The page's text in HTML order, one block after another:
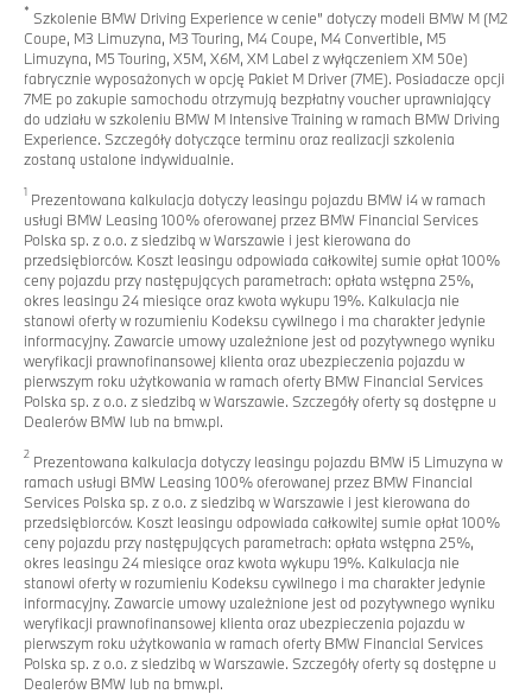
* Szkolenie BMW Driving Experience w cenie” dotyczy modeli BMW M (M2
Coupe, M3 Limuzyna, M3 Touring, M4 Coupe, M4 Convertible, M5
Limuzyna, M5 Touring, X5M, X6M, XM Label z wyłączeniem XM 50e)
fabrycznie wyposażonych w opcję Pakiet M Driver (7ME). Posiadacze opcji
7ME po zakupie samochodu otrzymują bezpłatny voucher uprawniający
do udziału w szkoleniu BMW M Intensive Training w ramach BMW Driving
Experience. Szczegóły dotyczące terminu oraz realizacji szkolenia
zostaną ustalone indywidualnie.
1 Prezentowana kalkulacja dotyczy leasingu pojazdu BMW i4 w ramach
usługi BMW Leasing 100% oferowanej przez BMW Financial Services
Polska sp. z o.o. z siedzibą w Warszawie i jest kierowana do
przedsiębiorców. Koszt leasingu odpowiada całkowitej sumie opłat 100%
ceny pojazdu przy następujących parametrach: opłata wstępna 25%,
okres leasingu 24 miesiące oraz kwota wykupu 19%. Kalkulacja nie
stanowi oferty w rozumieniu Kodeksu cywilnego i ma charakter jedynie
informacyjny. Zawarcie umowy uzależnione jest od pozytywnego wyniku
weryfikacji prawnofinansowej klienta oraz ubezpieczenia pojazdu w
pierwszym roku użytkowania w ramach oferty BMW Financial Services
Polska sp. z o.o. z siedzibą w Warszawie. Szczegóły oferty są dostępne u
Dealerów BMW lub na bmw.pl.
2 Prezentowana kalkulacja dotyczy leasingu pojazdu BMW i5 Limuzyna w
ramach usługi BMW Leasing 100% oferowanej przez BMW Financial
Services Polska sp. z o.o. z siedzibą w Warszawie i jest kierowana do
przedsiębiorców. Koszt leasingu odpowiada całkowitej sumie opłat 100%
ceny pojazdu przy następujących parametrach: opłata wstępna 25%,
okres leasingu 24 miesiące oraz kwota wykupu 19%. Kalkulacja nie
stanowi oferty w rozumieniu Kodeksu cywilnego i ma charakter jedynie
informacyjny. Zawarcie umowy uzależnione jest od pozytywnego wyniku
weryfikacji prawnofinansowej klienta oraz ubezpieczenia pojazdu w
pierwszym roku użytkowania w ramach oferty BMW Financial Services
Polska sp. z o.o. z siedzibą w Warszawie. Szczegóły oferty są dostępne u
Dealerów BMW lub na bmw.pl.